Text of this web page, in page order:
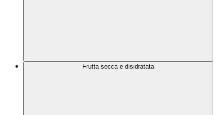
Frutta secca e disidratata